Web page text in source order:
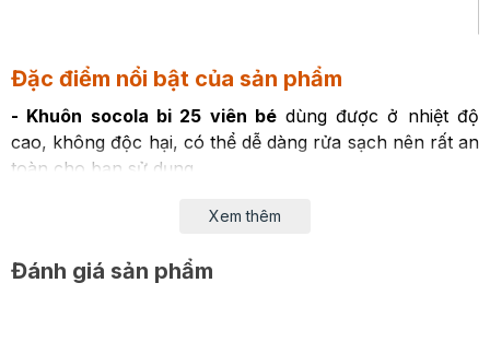
Đặc điểm nổi bật của sản phẩm
- Khuôn socola bi 25 viên bé dùng được ở nhiệt độ
cao, không độc hại, có thể dễ dàng rửa sạch nên rất an
toàn cho bạn sử dụng
- Được dùng để đổ socola, đổ rau câu, thạch đá, tạo ra
Xem thêm
Đánh giá sản phẩm